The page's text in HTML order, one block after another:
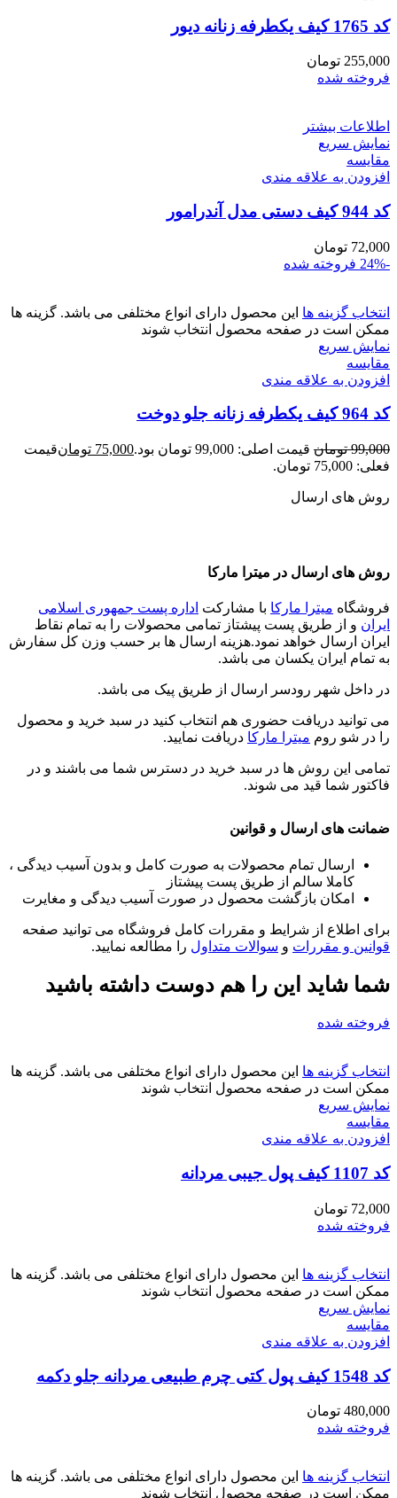
کد 1765 کیف یکطرفه زنانه دیور
255,000 تومان
فروخته شده
اطلاعات بیشتر
نمایش سریع
مقايسه
افزودن به علاقه مندی
کد 944 کیف دستی مدل آندرامور
72,000 تومان
-24%
فروخته شده
انتخاب گزینه ها این محصول دارای انواع مختلفی می باشد. گزینه ها
ممکن است در صفحه محصول انتخاب شوند
نمایش سریع
مقايسه
افزودن به علاقه مندی
کد 964 کیف یکطرفه زنانه جلو دوخت
99,000 تومان قیمت اصلی: 99,000 تومان بود. 75,000 تومانقیمت
فعلی: 75,000 تومان.
روش های ارسال
روش های ارسال در میترا مارکا
فروشگاه میترا مارکا با مشارکت اداره پست جمهوری اسلامی
ایران و از طریق پست پیشتاز تمامی محصولات را به تمام نقاط
ایران ارسال خواهد نمود.هزینه ارسال ها بر حسب وزن کل سفارش
به تمام ایران یکسان می باشد.
در داخل شهر رودسر ارسال از طریق پیک می باشد.
می توانید دریافت حضوری هم انتخاب کنید در سبد خرید و محصول
را در شو روم میترا مارکا دریافت نمایید.
تمامی این روش ها در سبد خرید در دسترس شما می باشند و در
فاکتور شما قید می شوند.
ضمانت های ارسال و قوانین
ارسال تمام محصولات به صورت کامل و بدون آسیب دیدگی ،
کاملا سالم از طریق پست پیشتاز
امکان بازگشت محصول در صورت آسیب دیدگی و مغایرت
برای اطلاع از شرایط و مقررات کامل فروشگاه می توانید صفحه
قوانین و مقررات و سوالات متداول را مطالعه نمایید.
شما شاید این را هم دوست داشته باشید
فروخته شده
انتخاب گزینه ها این محصول دارای انواع مختلفی می باشد. گزینه ها
ممکن است در صفحه محصول انتخاب شوند
نمایش سریع
مقايسه
افزودن به علاقه مندی
کد 1107 کیف پول جیبی مردانه
72,000 تومان
فروخته شده
انتخاب گزینه ها این محصول دارای انواع مختلفی می باشد. گزینه ها
ممکن است در صفحه محصول انتخاب شوند
نمایش سریع
مقايسه
افزودن به علاقه مندی
کد 1548 کیف پول کتی چرم طبیعی مردانه جلو دکمه
480,000 تومان
فروخته شده
انتخاب گزینه ها این محصول دارای انواع مختلفی می باشد. گزینه ها
ممکن است در صفحه محصول انتخاب شوند